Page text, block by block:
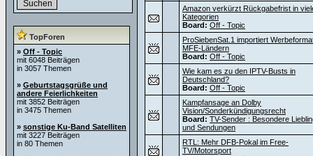
TopForen
» Off - Topic
mit 6048 Beiträgen
in 3057 Themen
» Geburtstagsgrüße und
andere Feierlichkeiten
mit 3852 Beiträgen
in 3475 Themen
» sonstige Ku-Band Satelliten
mit 3227 Beiträgen
in 80 Themen
Amazon verkürzt Rückgabefrist in
Kategorien
Board: Off - Topic
ProSiebenSat.1 importiert
MFE-Ländern
Board: Off - Topic
Wie kam es zu den IPTV-Busts in
Deutschland?
Board: Off - Topic
Kampfansage an Dolby
Vision/Sonderkündigungsrecht
Board: TV-Sender : Besondere
und Sendungen
RTL: Mehr DFB-Pokal im Free-
TV/Motorsport